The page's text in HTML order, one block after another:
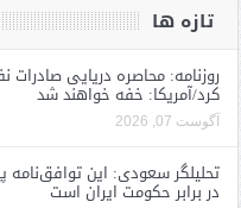
تازه ها
روزنامه: محاصره دریایی صادرات
کرد/آمریکا: خفه خواهند شد
آگوست 07, 2026
تحلیلگر سعودی: این توافق‌نامه
در برابر حکومت ایران است